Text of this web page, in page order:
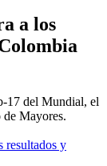
a los
17 del Mundial, el
Mayores.
resultados y